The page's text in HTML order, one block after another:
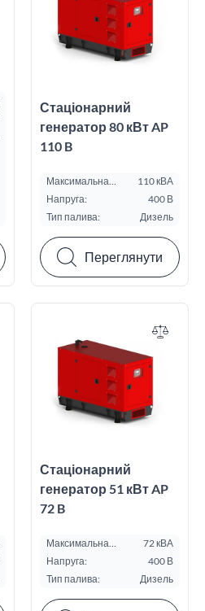
Стаціонарний
генератор 80 кВт AP
110 B
Максимальна
потужність ESP, кВА:
110 кВА
Напруга:
400 В
Тип палива:
Дизель
Переглянути
Стаціонарний
генератор 51 кВт AP
72 B
Максимальна
потужність ESP, кВА:
72 кВА
Напруга:
400 В
Тип палива:
Дизель